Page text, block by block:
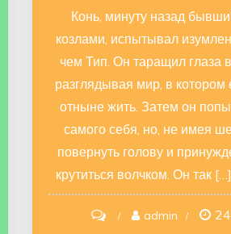
Конь, минуту назад
козлами, испытывал
чем Тип. Он таращил глаза
разглядывая мир, в котором
отныне жить. Затем он
самого себя, но, не имея
повернуть голову и
крутиться волчком. Он так […]
on
admin